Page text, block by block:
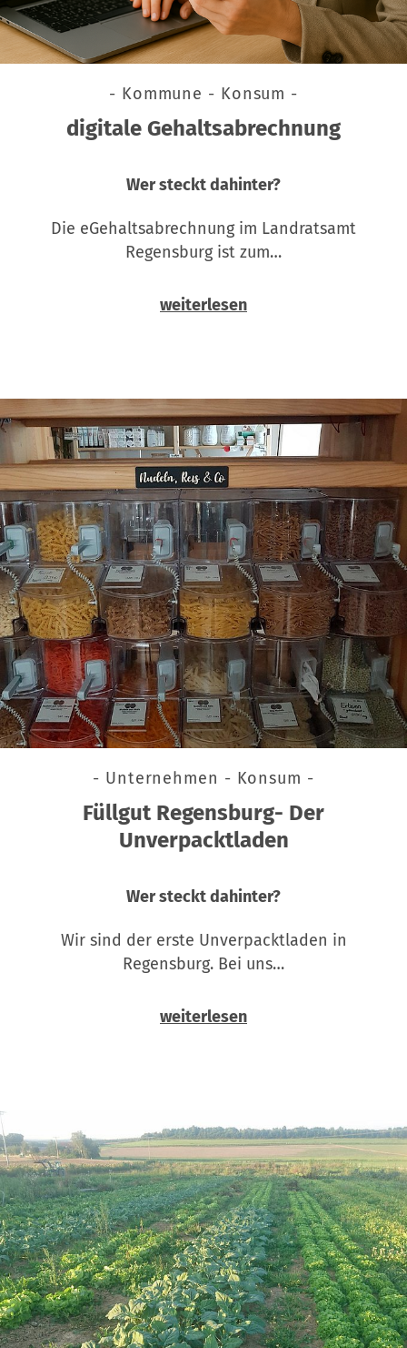
- Kommune - Konsum -
digitale Gehaltsabrechnung
Wer steckt dahinter?
Die eGehaltsabrechnung im Landratsamt
Regensburg ist zum…
weiterlesen
- Unternehmen - Konsum -
Füllgut Regensburg- Der
Unverpacktladen
Wer steckt dahinter?
Wir sind der erste Unverpacktladen in
Regensburg. Bei uns…
weiterlesen